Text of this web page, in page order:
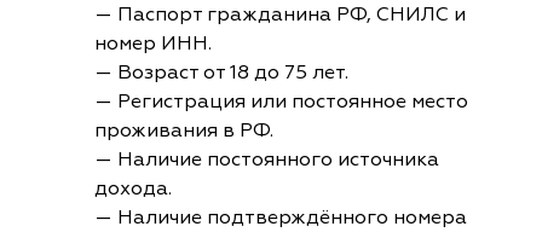
— Паспорт гражданина РФ, СНИЛС и
номер ИНН.
— Возраст от 18 до 75 лет.
— Регистрация или постоянное место
проживания в РФ.
— Наличие постоянного источника
дохода.
— Наличие подтверждённого номера